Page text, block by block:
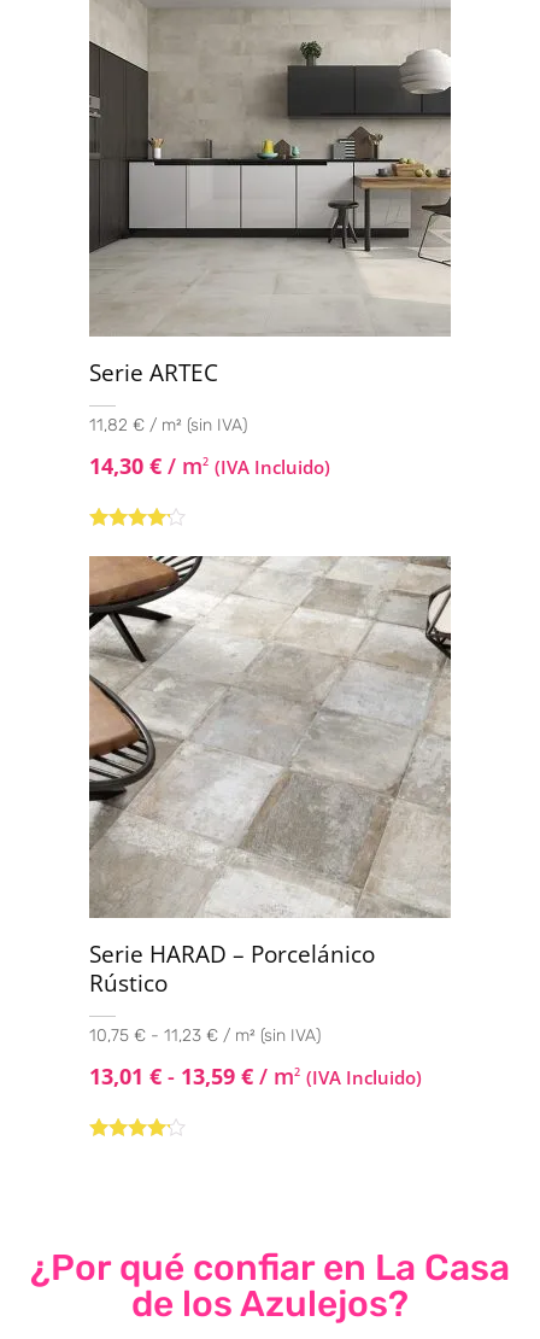
Serie ARTEC
11,82 € / m² (sin IVA)
14,30 € / m2 (IVA Incluido)
4.00
de 5
Serie HARAD – Porcelánico
Rústico
10,75 € - 11,23 € / m² (sin IVA)
13,01 € - 13,59 € / m2 (IVA Incluido)
¿Por qué confiar en La Casa
de los Azulejos?